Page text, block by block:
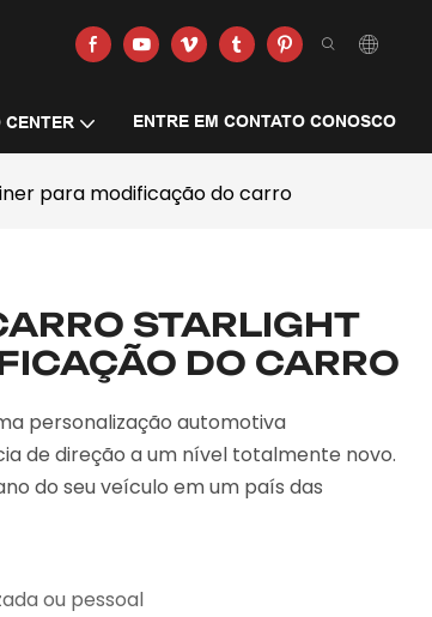
CENTER ENTRE EM CONTATO CONOSCO
para modificação do carro
STARLIGHT
DO CARRO
personalização automotiva
de direção a um nível totalmente novo.
do seu veículo em um país das
ou pessoal